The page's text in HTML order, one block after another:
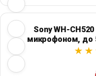
Sony WH-
микрофоном, до